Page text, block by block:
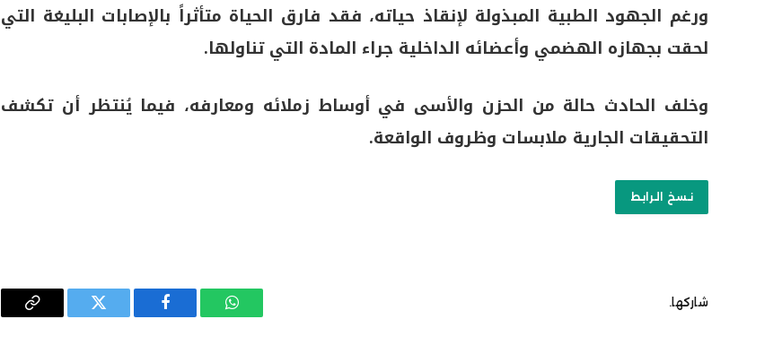
ورغم الجهود الطبية المبذولة لإنقاذ حياته، فقد فارق الحياة متأثراً بالإصابات البليغة التي
لحقت بجهازه الهضمي وأعضائه الداخلية جراء المادة التي تناولها.
وخلف الحادث حالة من الحزن والأسى في أوساط زملائه ومعارفه، فيما يُنتظر أن تكشف
التحقيقات الجارية ملابسات وظروف الواقعة.
نسخ الرابط
شاركها.
واتساب فيسبوك تويتر
Copy